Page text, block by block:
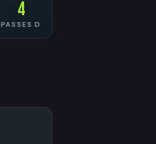
4
PASSES D